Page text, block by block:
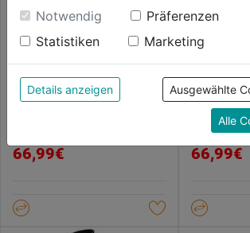
Fleecejacke
marine/schw.Gr.XS FUSION
von
66,99€
von
66,99€
Einwilligung werden die Daten von
unter anderem auch in den USA,
Durch Klick auf "Alle Cookies
der Verwendung aller Cookies zu.
anzeigen" findest du alle Infos zu den
unterschiedlichen Cookies, unter
Konfigurieren" kannst du auswählen,
du zulassen möchtest und welche
Weitere Informationen findest du in
Notwendig
Präferenzen
Statistiken
Marketing
Details anzeigen Ausgewählte
Alle